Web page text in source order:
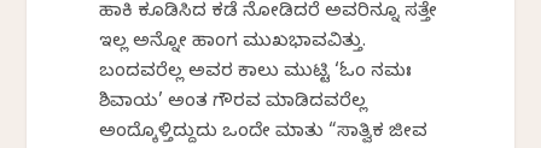
ಹಾಕಿ ಕೂಡಿಸಿದ ಕಡೆ ನೋಡಿದರೆ ಅವರಿನ್ನೂ ಸತ್ತೇ
ಇಲ್ಲ ಅನ್ನೋ ಹಾಂಗ ಮುಖಭಾವವಿತ್ತು.
ಬಂದವರೆಲ್ಲ ಅವರ ಕಾಲು ಮುಟ್ಟಿ ‘ಓಂ ನಮಃ
ಶಿವಾಯ’ ಅಂತ ಗೌರವ ಮಾಡಿದವರೆಲ್ಲ
ಅಂದ್ಕೊಳ್ತಿದ್ದುದು ಒಂದೇ ಮಾತು “ಸಾತ್ವಿಕ ಜೀವ